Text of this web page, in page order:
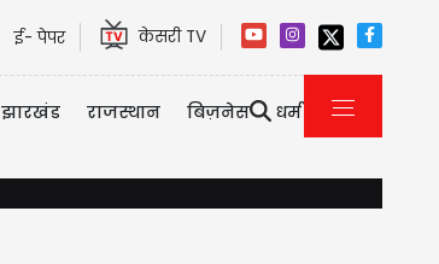
ई- पेपर केसरी TV
झारखंड राजस्थान बिज़नेस धर्म